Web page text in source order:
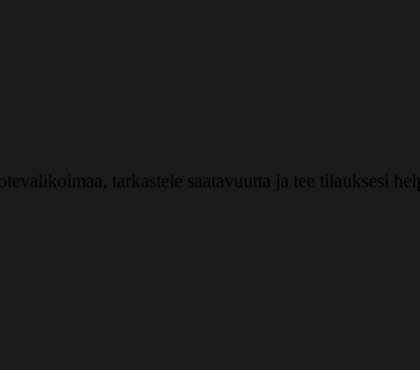
tarkastele saatavuutta ja tee tilauksesi